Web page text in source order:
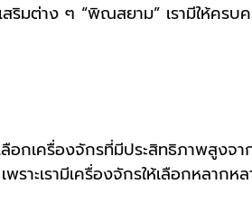
ต่าง ๆ “พิณสยาม” เรามีให้ครบ
กเครื่องจักรที่มีประสิทธิภาพสูงจ
าะเรามีเครื่องจักรให้เลือกหลาก